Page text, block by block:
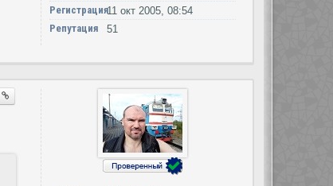
Регистрация11 окт 2005, 08:54
Репутация
51